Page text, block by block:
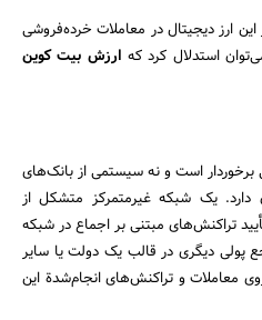
ارز دیجیتال در معاملات خرده‌فروشی
استدلال کرد که ارزش بیت کوین
است و نه سیستمی از بانک‌های
دارد. یک شبکه غیرمتمرکز متشکل از
تراکنش‌های مبتنی بر اجماع در شبکه
پولی دیگری در قالب یک دولت یا سایر
معاملات و تراکنش‌های انجام‌شدة این